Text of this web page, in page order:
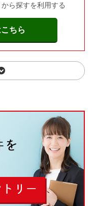
ら探すを利用する
ちら